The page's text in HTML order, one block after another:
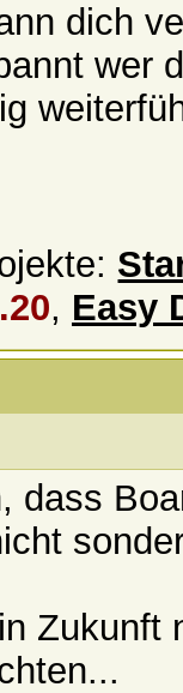
dich
wer
, Easy
dass
Zukunft